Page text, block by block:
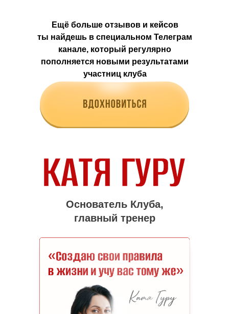
Ещё больше отзывов и кейсов
ты найдешь в специальном Телеграм
канале, который регулярно
пополняется новыми результатами
участниц клуба
Основатель Клуба,
главный тренер